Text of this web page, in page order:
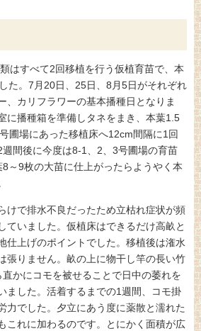
はすべて2回移植を行う仮植育苗で、本
た。7月20日、25日、8月5日がそれぞれ
、カリフラワーの基本播種日となりま
に播種箱を準備しタネをまき、本葉1.5
圃場にあった移植床へ12cm間隔に1回
間後に今度は8-1、2、3号圃場の育苗
～9枚の大苗に仕上がったらようやく本
けで排水不良だったため立枯れ症状が頻
ていました。仮植床はできるだけ高畝と
仕上げのポイントでした。移植後は潅水
張りません。畝の上に物干し竿の長い竹
かにコモを被せることで日中の萎れを
ました。活着するまでの1週間、コモ掛
力でした。夕立にあう度に薬散と濡れた
これに加わるのです。とにかく面積が広